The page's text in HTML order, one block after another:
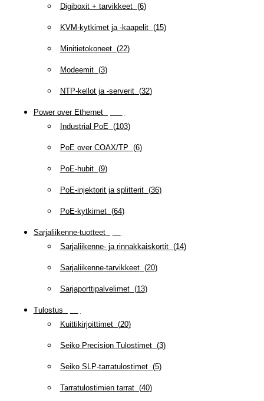
Digiboxit + tarvikkeet(6)
KVM-kytkimet ja -kaapelit(15)
Minitietokoneet(22)
Modeemit(3)
NTP-kellot ja -serverit(32)
Power over Ethernet(
Industrial PoE(103)
PoE over COAX/TP (6)
PoE-hubit(9)
PoE-injektorit ja splitterit(36)
PoE-kytkimet(64)
Sarjaliikenne-tuotteet(
Sarjaliikenne- ja rinnakkaiskortit(14)
Sarjaliikenne-tarvikkeet(20)
Sarjaporttipalvelimet(13)
Tulostus
Kuittikirjoittimet(20)
Seiko Precision Tulostimet(3)
Seiko SLP-tarratulostimet(5)
Tarratulostimien tarrat(40)